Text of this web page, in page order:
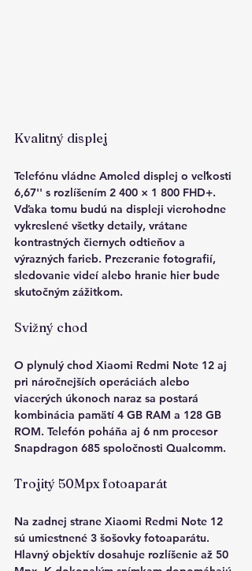
Kvalitný displej
Telefónu vládne Amoled displej o veľkosti
6,67'' s rozlíšením 2 400 × 1 800 FHD+.
Vďaka tomu budú na displeji vierohodne
vykreslené všetky detaily, vrátane
kontrastných čiernych odtieňov a
výrazných farieb. Prezeranie fotografií,
sledovanie videí alebo hranie hier bude
skutočným zážitkom.
Svižný chod
O plynulý chod Xiaomi Redmi Note 12 aj
pri náročnejších operáciách alebo
viacerých úkonoch naraz sa postará
kombinácia pamätí 4 GB RAM a 128 GB
ROM. Telefón poháňa aj 6 nm procesor
Snapdragon 685 spoločnosti Qualcomm.
Trojitý 50Mpx fotoaparát
Na zadnej strane Xiaomi Redmi Note 12
sú umiestnené 3 šošovky fotoaparátu.
Hlavný objektív dosahuje rozlíšenie až 50